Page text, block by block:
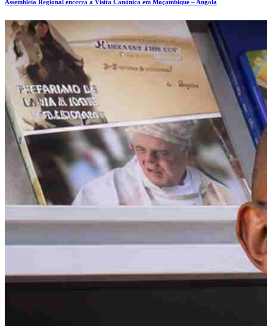
Assembleia Regional encerra a Visita Canônica em Moçambique – Angola